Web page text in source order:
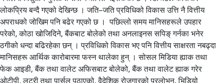
लोकप्रिय बन्दै गएको देखिन्छ । जति–जति प्रविधिको विकास उत्ति नै वित्तीय
अपराधको जोखिम पनि बढेर गएको छ । पछिल्लो समय मानिसहरूले उपहार
परेको, कोठा खोजिदिने, बैंकबाट बोलेको तथा अनलाइनस सपिङ् गर्नका भनेर
ठगीको धन्दा बढिरहेका छन् । प्रविधिको विकास भए पनि वित्तीय साक्षरता नबढ्दा
मानिसहरू आर्थिक कारोबारमा फस्न थालेका हुन् । सोसल मिडिया ह्याक तथा
फेक आइडी, बैंक तथा वालेट अफिसबाट बोलेको, बैंक तथा वालेट ह्याक गरेर
ओटीपी, लट्री तथा पार्सल पठाएको, वैदेशिक रोजगारको प्रलोभन, भिडियो